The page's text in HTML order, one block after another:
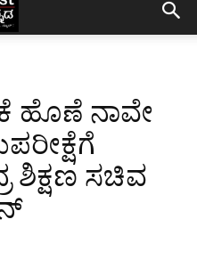
ಹೊಣೆ ನಾವೇ
ಶಿಕ್ಷಣ ಸಚಿವ